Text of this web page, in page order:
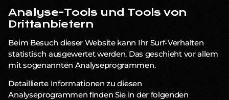
Analyse-Tools und Tools von
Dritt­anbietern
Beim Besuch dieser Website kann Ihr Surf-Verhalten
statistisch ausgewertet werden. Das geschieht vor allem
mit sogenannten Analyseprogrammen.
Detaillierte Informationen zu diesen
Analyseprogrammen finden Sie in der folgenden